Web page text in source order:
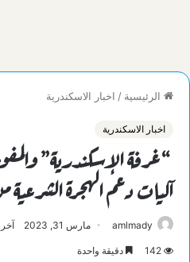
الرئيسية / اخبار الاسكندرية
اخبار الاسكندرية
“غرفة الإسكندرية”
آليات دعم الهجرة الشرعية
amlmady مارس 31, 2023 آخر
142 دقيقة واحدة